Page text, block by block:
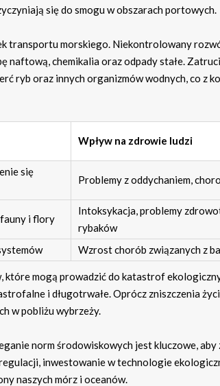
się do smogu w obszarach portowych.
transportu morskiego. Niekontrolowany
chemikalia oraz odpady stałe.
ryb oraz innych organizmów wodnych, co z
Wpływ na zdrowie ludzi
się
Problemy z oddychaniem,
i flory
Intoksykacja, problemy
rybaków
Wzrost chorób związanych z
mogą prowadzić do katastrof
i długotrwałe. Oprócz zniszczenia
w pobliżu wybrzeży.
norm środowiskowych jest kluczowe,
inwestowanie w technologie
naszych mórz i oceanów.